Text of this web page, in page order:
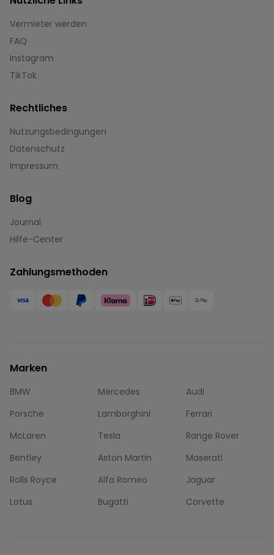
Vermieter werden
FAQ
Instagram
TikTok
Rechtliches
Nutzungsbedingungen
Datenschutz
Impressum
Blog
Journal
Hilfe-Center
Zahlungsmethoden
Marken
BMW Mercedes
Audi
Porsche
Lamborghini
Ferrari
McLaren
Tesla
Range Rover
Bentley
Aston Martin
Maserati
Rolls Royce
Alfa Romeo
Jaguar
Lotus
Bugatti Corvette